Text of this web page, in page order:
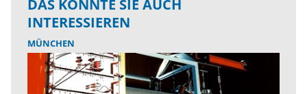
DAS KÖNNTE SIE AUCH
INTERESSIEREN
MÜNCHEN